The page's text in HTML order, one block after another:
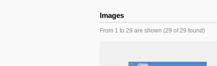
Images
From 1 to 29 are shown (29 of 29 found)